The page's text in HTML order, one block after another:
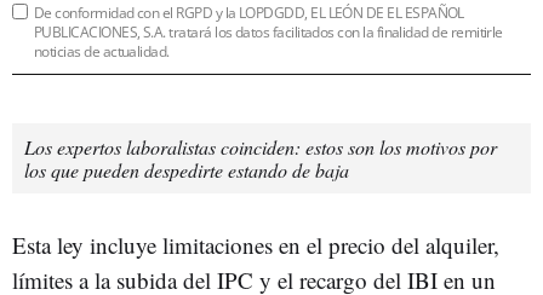
De conformidad con el RGPD y la LOPDGDD, EL LEÓN DE EL ESPAÑOL
PUBLICACIONES, S.A. tratará los datos facilitados con la finalidad de remitirle
noticias de actualidad.
Los expertos laboralistas coinciden: estos son los motivos por
los que pueden despedirte estando de baja
Esta ley incluye limitaciones en el precio del alquiler,
límites a la subida del IPC y el recargo del IBI en un